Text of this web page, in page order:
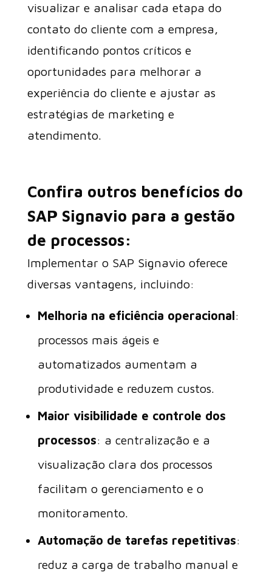
visualizar e analisar cada etapa do
contato do cliente com a empresa,
identificando pontos críticos e
oportunidades para melhorar a
experiência do cliente e ajustar as
estratégias de marketing e
atendimento.
Confira outros benefícios do
SAP Signavio para a gestão
de processos:
Implementar o SAP Signavio oferece
diversas vantagens, incluindo:
Melhoria na eficiência operacional:
processos mais ágeis e
automatizados aumentam a
produtividade e reduzem custos.
Maior visibilidade e controle dos
processos: a centralização e a
visualização clara dos processos
facilitam o gerenciamento e o
monitoramento.
Automação de tarefas repetitivas:
reduz a carga de trabalho manual e